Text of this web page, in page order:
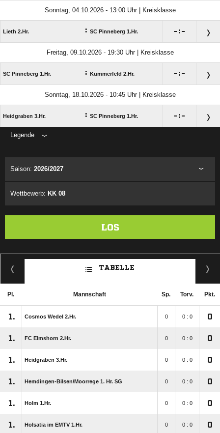
Sonntag, 04.10.2026 - 13:00 Uhr | Kreisklasse
Lieth 2.Hr. : SC Pinneberg 1.Hr. :
Freitag, 09.10.2026 - 19:30 Uhr | Kreisklasse
SC Pinneberg 1.Hr. : Kummerfeld 2.Hr. :
Sonntag, 18.10.2026 - 10:45 Uhr | Kreisklasse
Heidgraben 3.Hr. : SC Pinneberg 1.Hr. :
Legende
Saison: 2026/2027
Wettbewerb: KK 08
LOS
TABELLE
Pl. Mannschaft Sp. Torv. Pkt.
1. Cosmos Wedel 2.Hr. 0 0 : 0 0
1. FC Elmshorn 2.Hr. 0 0 : 0 0
1. Heidgraben 3.Hr. 0 0 : 0 0
1. Hemdingen-Bilsen/​Moorrege 1. Hr. SG 0 0 : 0 0
1. Holm 1.Hr. 0 0 : 0 0
1. Holsatia im EMTV 1.Hr. 0 0 : 0 0